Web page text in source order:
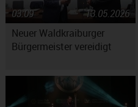
Neuer Waldkraiburger
Bürgermeister vereidigt
13.05.2026
03:09